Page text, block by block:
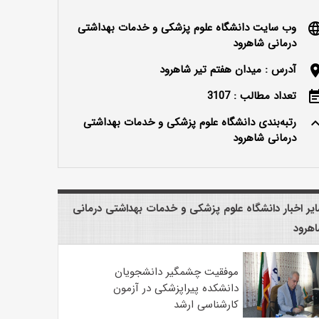
وب سایت دانشگاه علوم پزشکی و خدمات بهداشتی
درمانی شاهرود
آدرس : میدان هفتم تیر شاهرود
تعداد مطالب : 3107
keyboard_arrow_up
رتبه‌بندی دانشگاه علوم پزشکی و خدمات بهداشتی
درمانی شاهرود
اخبار دانشگاه علوم پزشکی و خدمات بهداشتی درمانی
موفقیت چشمگیر دانشجویان
دانشکده پیراپزشکی در آزمون
کارشناسی ارشد